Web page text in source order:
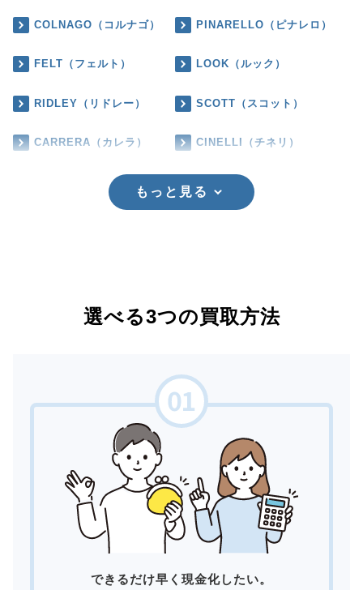
COLNAGO（コルナゴ） PINARELLO（ピナレロ）
FELT（フェルト） LOOK（ルック）
RIDLEY（リドレー） SCOTT（スコット）
CARRERA（カレラ） CINELLI（チネリ）
もっと見る
選べる3つの買取方法
できるだけ早く現金化したい。